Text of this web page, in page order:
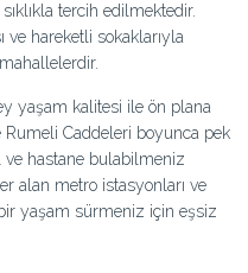
tercih edilmektedir.
ve hareketli sokaklarıyla
yaşam kalitesi ile ön plana
Rumeli Caddeleri boyunca pek
hastane bulabilmeniz
alan metro istasyonları ve
yaşam sürmeniz için eşsiz